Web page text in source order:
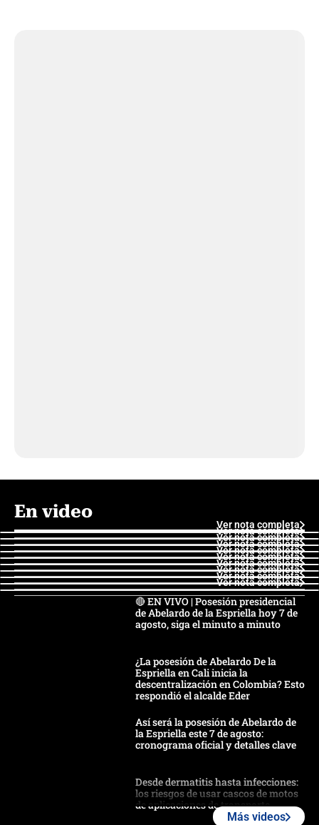
En video
Ver nota completa
Ver nota completa
Ver nota completa
Ver nota completa
Ver nota completa
Ver nota completa
Ver nota completa
Ver nota completa
Ver nota completa
Ver nota completa
🔴 EN VIVO | Posesión presidencial
de Abelardo de la Espriella hoy 7 de
agosto, siga el minuto a minuto
¿La posesión de Abelardo De la
Espriella en Cali inicia la
descentralización en Colombia? Esto
respondió el alcalde Eder
Así será la posesión de Abelardo de
la Espriella este 7 de agosto:
cronograma oficial y detalles clave
Desde dermatitis hasta infecciones:
los riesgos de usar cascos de motos
de aplicaciones de transporte
Más videos